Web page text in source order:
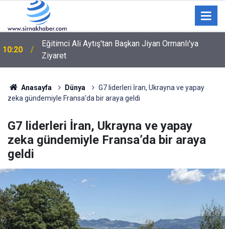
10:20
Eğitimci Ali Aytış'tan Başkan Jiyan Ormanlı'ya
Ziyaret
Anasayfa Dünya
G7 liderleri İran, Ukrayna ve yapay
zeka gündemiyle Fransa’da bir araya geldi
G7 liderleri İran, Ukrayna ve yapay
zeka gündemiyle Fransa’da bir araya
geldi